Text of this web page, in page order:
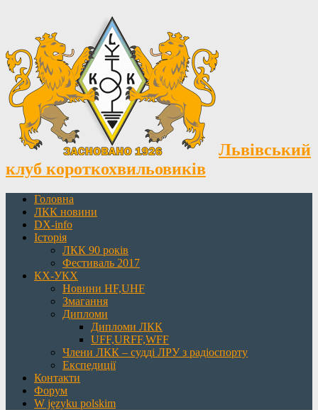
Львівський
клуб короткохвильовиків
Головна
ЛКК новини
DX-info
Історія
ЛКК 90 років
Фестиваль 2017
КХ-УКХ
Новини HF,UHF
Змагання
Дипломи
Дипломи ЛКК
UFF,URFF,WFF
Члени ЛКК – судді ЛРУ з радіоспорту
Експедиції
Контакти
Форум
W języku polskim